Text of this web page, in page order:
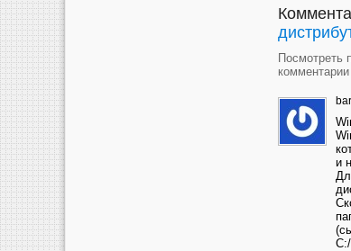
Посмотреть
комментарии
и